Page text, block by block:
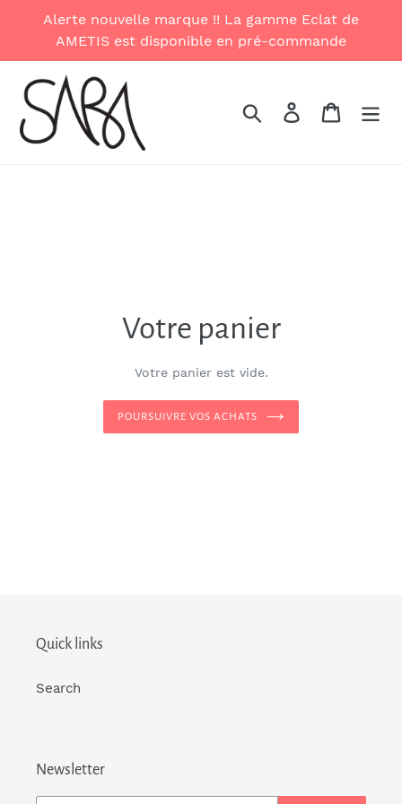
Alerte nouvelle marque !! La gamme Eclat de
AMETIS est disponible en pré-commande
RechercherSe connecter
Panier
Votre panier
Votre panier est vide.
POURSUIVRE VOS ACHATS
Quick links
Search
Newsletter